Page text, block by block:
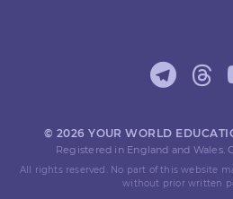
© 2026 YOUR WORLD
Registered in England and Wales.
All rights reserved. No part of this website
without prior written